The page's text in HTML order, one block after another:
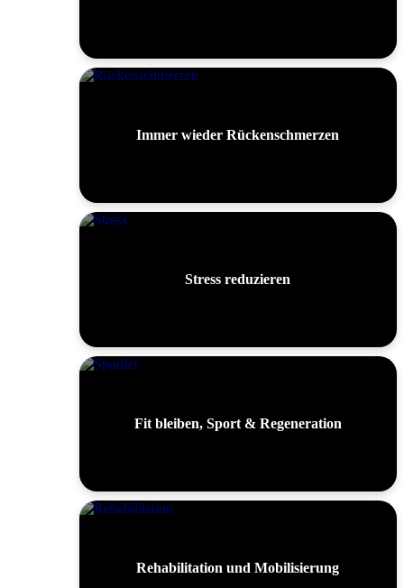
Immer wieder Rückenschmerzen
Stress reduzieren
Fit bleiben, Sport & Regeneration
Rehabilitation und Mobilisierung